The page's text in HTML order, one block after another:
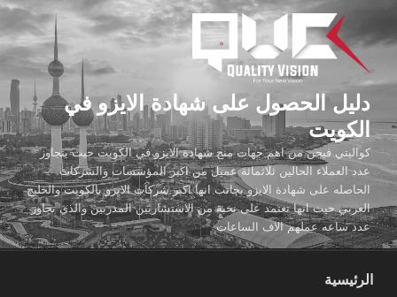
المحتوى
دليل الحصول على شهادة الايزو في
الكويت
كواليتي فيجن من اهم جهات منح شهادة الايزو في الكويت حيث يتجاوز
عدد العملاء الحالين ثلاثمائة عميل من اكبر المؤسسات والشركات
الحاصله على شهادة الايزو بجانب انها اكبر شركات الايزو بالكويت والخليج
العربي حيث انها تعتمد على نخبة من الاستشاريين المدربين والذي تجاوز
عدد ساعه عملهم الاف الساعات
الرئيسية